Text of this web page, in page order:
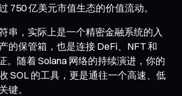
750 亿美元市值生态的价值流动。
串，实际上是一个精密金融系统的入
的保管箱，也是连接 DeFi、NFT 和
。随着 Solana 网络的持续演进，你的
SOL 的工具，更是通往一个高速、低
键。